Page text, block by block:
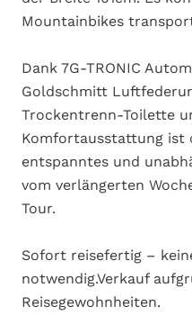
Mountainbikes
Dank 7G-TRONIC
Goldschmitt
Trockentrenn-Toilette
Komfortausstattung ist
entspanntes und
vom verlängerten
Tour.
Sofort reisefertig –
notwendig.Verkauf
Reisegewohnheiten.